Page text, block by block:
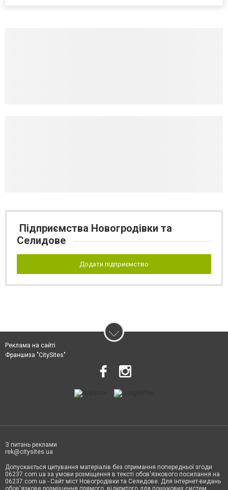
Підприємства Новогродівки та
Селидове
Додати підприємство
Реклама на сайті
Франшиза "CitySites"
З питань реклами
rek@citysites.ua
Допускається цитування матеріалів без отримання попередньої згоди
06237.com.ua за умови розміщення в тексті обов'язкового посилання на
06237.com.ua - Сайт міст Новогродівки та Селидове. Для інтернет-видань
обов'язкове розміщення прямого, відкритого для пошукових систем